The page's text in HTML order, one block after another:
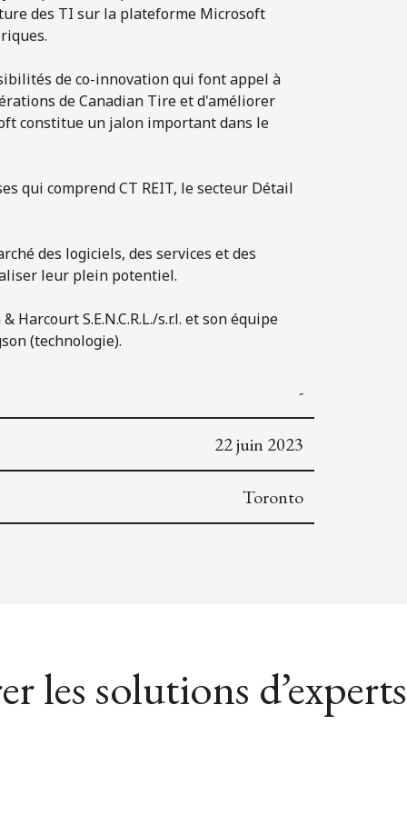
des TI sur la plateforme Microsoft
de co-innovation qui font appel à
de Canadian Tire et d'améliorer
constitue un jalon important dans le
qui comprend CT REIT, le secteur Détail
des logiciels, des services et des
leur plein potentiel.
S.E.N.C.R.L./s.r.l. et son équipe
(technologie).
-
22 juin 2023
Toronto
les solutions d’experts